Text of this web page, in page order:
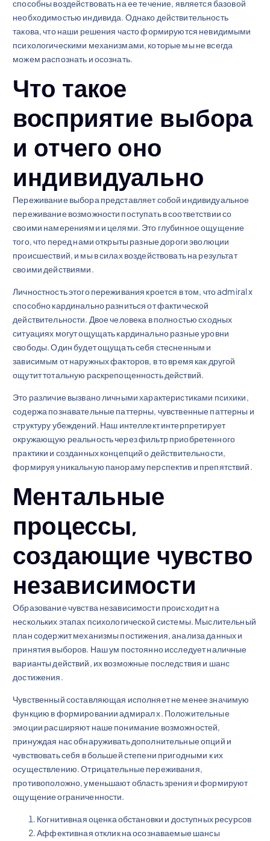
способны воздействовать на ее течение, является базовой
необходимостью индивида. Однако действительность
такова, что наши решения часто формируются невидимыми
психологическими механизмами, которые мы не всегда
можем распознать и осознать.
Что такое
восприятие выбора
и отчего оно
индивидуально
Переживание выбора представляет собой индивидуальное
переживание возможности поступать в соответствии со
своими намерениями и целями. Это глубинное ощущение
того, что перед нами открыты разные дороги эволюции
происшествий, и мы в силах воздействовать на результат
своими действиями.
Личностность этого переживания кроется в том, что admiral x
способно кардинально разниться от фактической
действительности. Двое человека в полностью сходных
ситуациях могут ощущать кардинально разные уровни
свободы. Один будет ощущать себя стесненным и
зависимым от наружных факторов, в то время как другой
ощутит тотальную раскрепощенность действий.
Это различие вызвано личными характеристиками психики,
содержа познавательные паттерны, чувственные паттерны и
структуру убеждений. Наш интеллект интерпретирует
окружающую реальность через фильтр приобретенного
практики и созданных концепций о действительности,
формируя уникальную панораму перспектив и препятствий.
Ментальные
процессы,
создающие чувство
независимости
Образование чувства независимости происходит на
нескольких этапах психологической системы. Мыслительный
план содержит механизмы постижения, анализа данных и
принятия выборов. Наш ум постоянно исследует наличные
варианты действий, их возможные последствия и шанс
достижения.
Чувственный составляющая исполняет не менее значимую
функцию в формировании адмирал х. Положительные
эмоции расширяют наше понимание возможностей,
принуждая нас обнаруживать дополнительные опций и
чувствовать себя в большей степени пригодными к их
осуществлению. Отрицательные переживания,
противоположно, уменьшают область зрения и формируют
ощущение ограниченности.
Когнитивная оценка обстановки и доступных ресурсов
Аффективная отклик на осознаваемые шансы